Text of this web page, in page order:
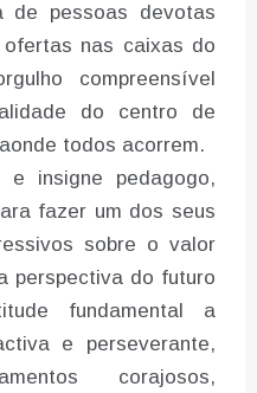
de pessoas devotas
nas caixas do
compreensível
do centro de
todos acorrem.
e insigne pedagogo,
fazer um dos seus
sobre o valor
perspectiva do futuro
fundamental a
e perseverante,
corajosos,